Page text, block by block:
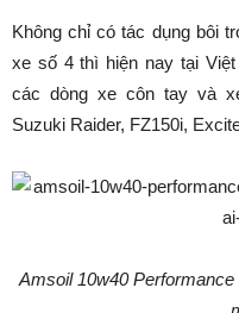
Không chỉ có tác dụng bôi
xe số 4 thì hiện nay tại
các dòng xe côn tay và
Suzuki Raider, FZ150i,
Amsoil 10w40